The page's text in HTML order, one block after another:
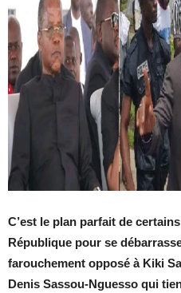
C’est le plan parfait de
République pour se
farouchement opposé à Kiki
Denis Sassou-Nguesso qui